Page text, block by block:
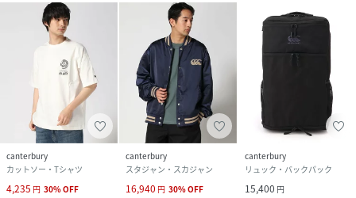
canterbury
カットソー・Tシャツ
4,235 円 30%OFF
canterbury
スタジャン・スカジャン
16,940 円 30%OFF
canterbury
リュック・バックパック
15,400 円